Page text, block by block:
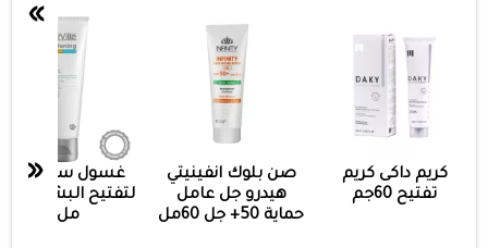
كريم داكى كريم
تفتيح 60جم
صن بلوك انفينيتي
هيدرو جل عامل
حماية 50+ جل 60مل
غسول ستارفيل
مل
»
«